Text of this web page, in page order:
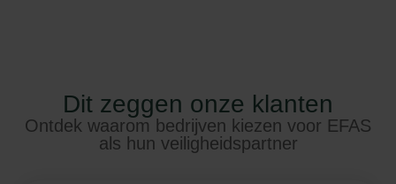
Dit zeggen onze klanten
Ontdek waarom bedrijven kiezen voor EFAS
als hun veiligheidspartner